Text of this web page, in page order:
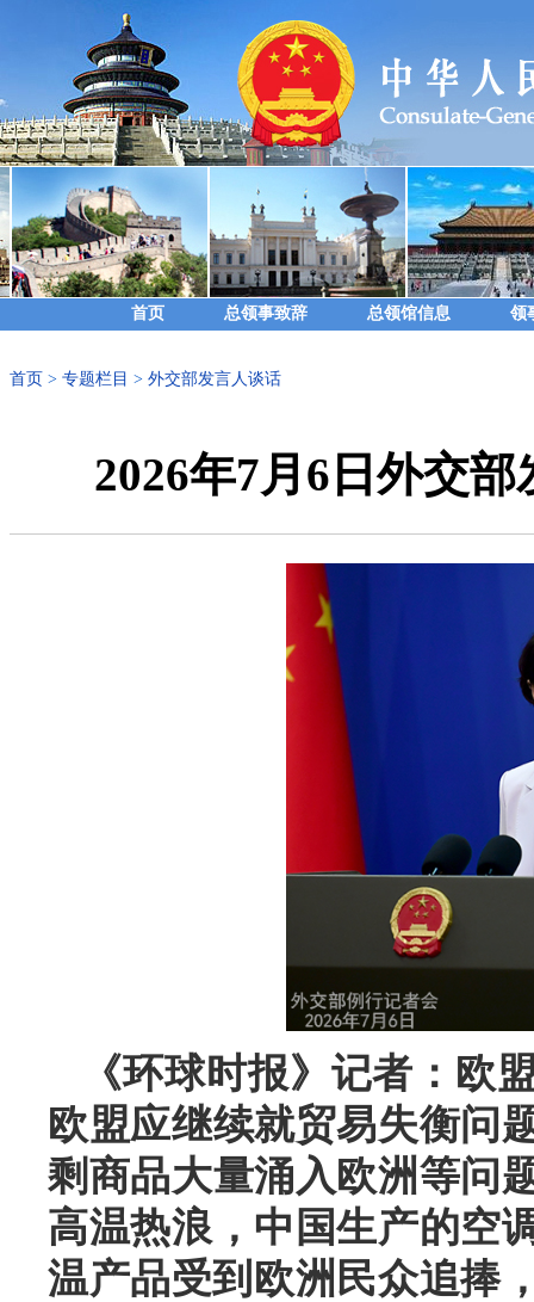
首页 总领事致辞 总领馆信息 领
首页 > 专题栏目 > 外交部发言人谈话
2026年7月6日外交
《环球时报》记者：欧
欧盟应继续就贸易失衡问
剩商品大量涌入欧洲等问
高温热浪，中国生产的空
温产品受到欧洲民众追捧